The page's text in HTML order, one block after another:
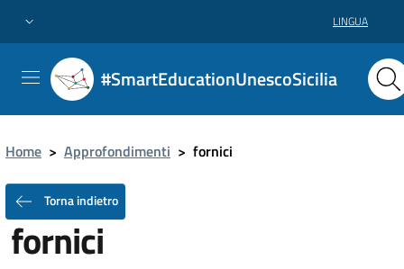
LINGUA
#SmartEducationUnescoSicilia
Home > Approfondimenti > fornici
Torna indietro
fornici